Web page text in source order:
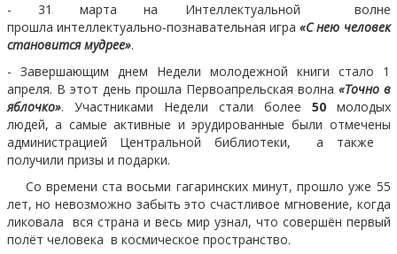
- 31 марта на Интеллектуальной волне
прошла интеллектуально-познавательная игра«С нею человек
становится мудрее».
- Завершающим днем Недели молодежной книги стало 1
апреля. В этот день прошла Первоапрельская волна «Точно в
яблочко». Участниками Недели стали более 50 молодых
людей, а самые активные и эрудированные были отмечены
администрацией Центральной библиотеки, а также
получили призы и подарки.
Со времени ста восьми гагаринских минут, прошло уже 55
лет, но невозможно забыть это счастливое мгновение, когда
ликовала вся страна и весь мир узнал, что совершён первый
полёт человека в космическое пространство.